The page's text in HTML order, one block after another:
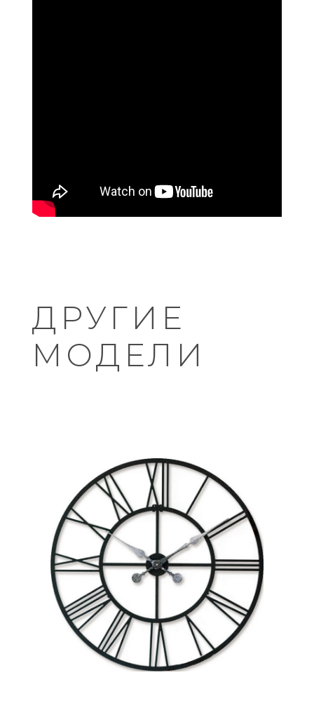
ДРУГИЕ
МОДЕЛИ
ДОБАВИТЬ В КОРЗИНУ